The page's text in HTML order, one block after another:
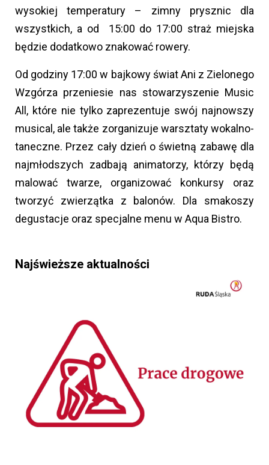
wysokiej temperatury – zimny prysznic dla
wszystkich, a od 15:00 do 17:00 straż miejska
będzie dodatkowo znakować rowery.
Od godziny 17:00 w bajkowy świat Ani z Zielonego
Wzgórza przeniesie nas stowarzyszenie Music
All, które nie tylko zaprezentuje swój najnowszy
musical, ale także zorganizuje warsztaty wokalno-
taneczne. Przez cały dzień o świetną zabawę dla
najmłodszych zadbają animatorzy, którzy będą
malować twarze, organizować konkursy oraz
tworzyć zwierzątka z balonów. Dla smakoszy
degustacje oraz specjalne menu w Aqua Bistro.
Najświeższe aktualności